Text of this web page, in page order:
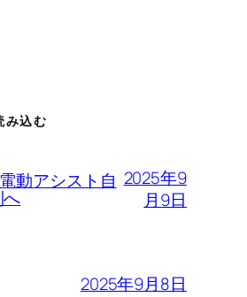
み込む
動アシスト自 2025年9
月9日
2025年9月8日